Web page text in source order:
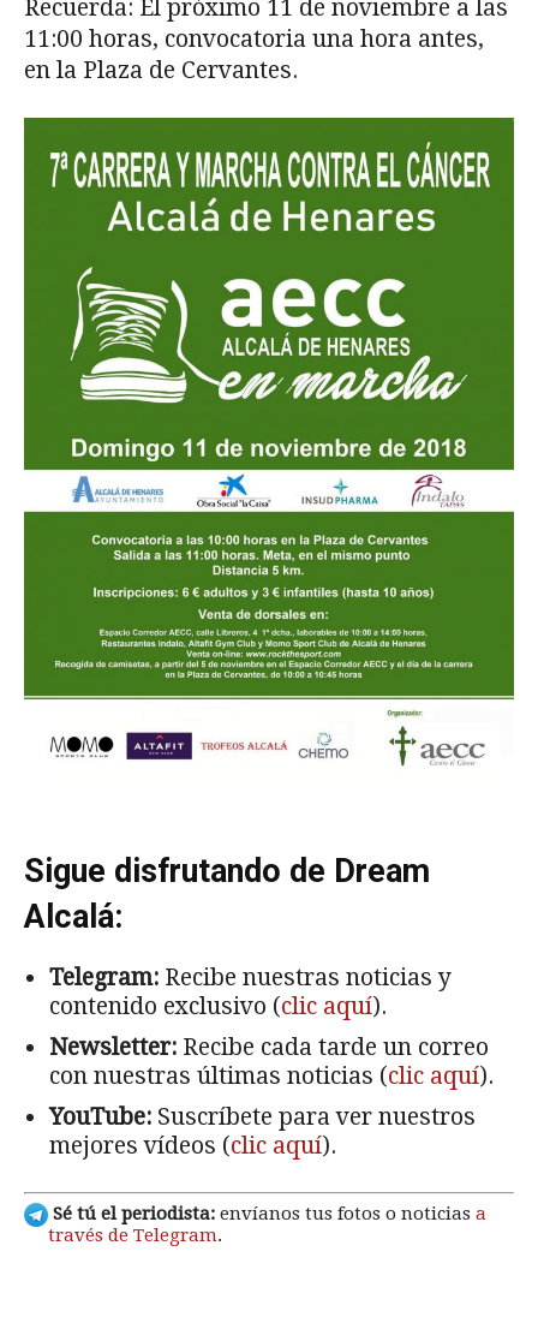
Recuerda: El próximo 11 de noviembre a las
11:00 horas, convocatoria una hora antes,
en la Plaza de Cervantes.
Sigue disfrutando de Dream
Alcalá:
Telegram: Recibe nuestras noticias y
contenido exclusivo (clic aquí).
Newsletter: Recibe cada tarde un correo
con nuestras últimas noticias (clic aquí).
YouTube: Suscríbete para ver nuestros
mejores vídeos (clic aquí).
Sé tú el periodista: envíanos tus fotos o noticias a
través de Telegram.